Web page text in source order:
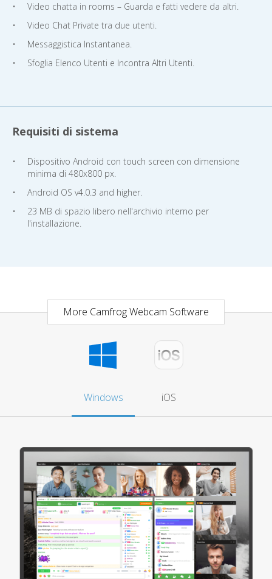
Video chatta in rooms – Guarda e fatti vedere da altri.
Video Chat Private tra due utenti.
Messaggistica Instantanea.
Sfoglia Elenco Utenti e Incontra Altri Utenti.
Requisiti di sistema
Dispositivo Android con touch screen con dimensione
minima di 480x800 px.
Android OS v4.0.3 and higher.
23 MB di spazio libero nell'archivio interno per
l'installazione.
More Camfrog Webcam Software
Windows iOS